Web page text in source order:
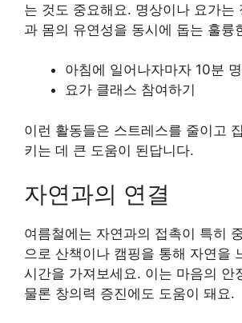
는 것도 중요해요. 명상이나 요가는
과 몸의 유연성을 동시에 돕는 훌륭
아침에 일어나자마자 10분
요가 클래스 참여하기
이런 활동들은 스트레스를 줄이고
키는 데 큰 도움이 된답니다.
자연과의 연결
여름철에는 자연과의 접촉이 특히
으로 산책이나 캠핑을 통해 자연을
시간을 가져보세요. 이는 마음의 안
물론 창의력 증진에도 도움이 돼요.